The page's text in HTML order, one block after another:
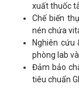
xuất thuốc
Chế biến
nén chứa
Nghiên
phòng lab
Đảm bảo
tiêu chuẩn